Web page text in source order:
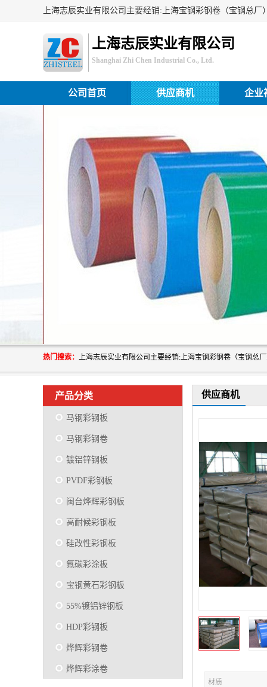
上海志辰实业有限公司
Shanghai Zhi Chen Industrial Co., Ltd.
公司首页 供应商机 企业
热门搜索：
产品分类
马钢彩钢板
马钢彩钢卷
镀铝锌钢板
PVDF彩钢板
闽台烨辉彩钢板
高耐候彩钢板
硅改性彩钢板
氟碳彩涂板
宝钢黄石彩钢板
55%镀铝锌钢板
HDP彩钢板
烨辉彩钢卷
烨辉彩涂卷
供应商机
材质